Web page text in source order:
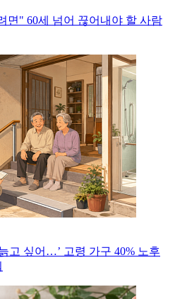
면" 60세 넘어 끊어내야 할 사람
고 싶어…’ 고령 가구 40% 노후